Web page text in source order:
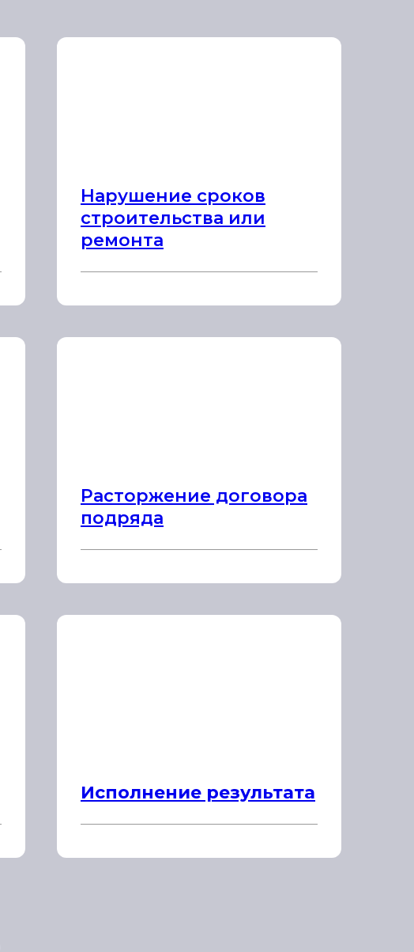
Нарушение сроков
строительства или
ремонта
Расторжение договора
подряда
Исполнение результата